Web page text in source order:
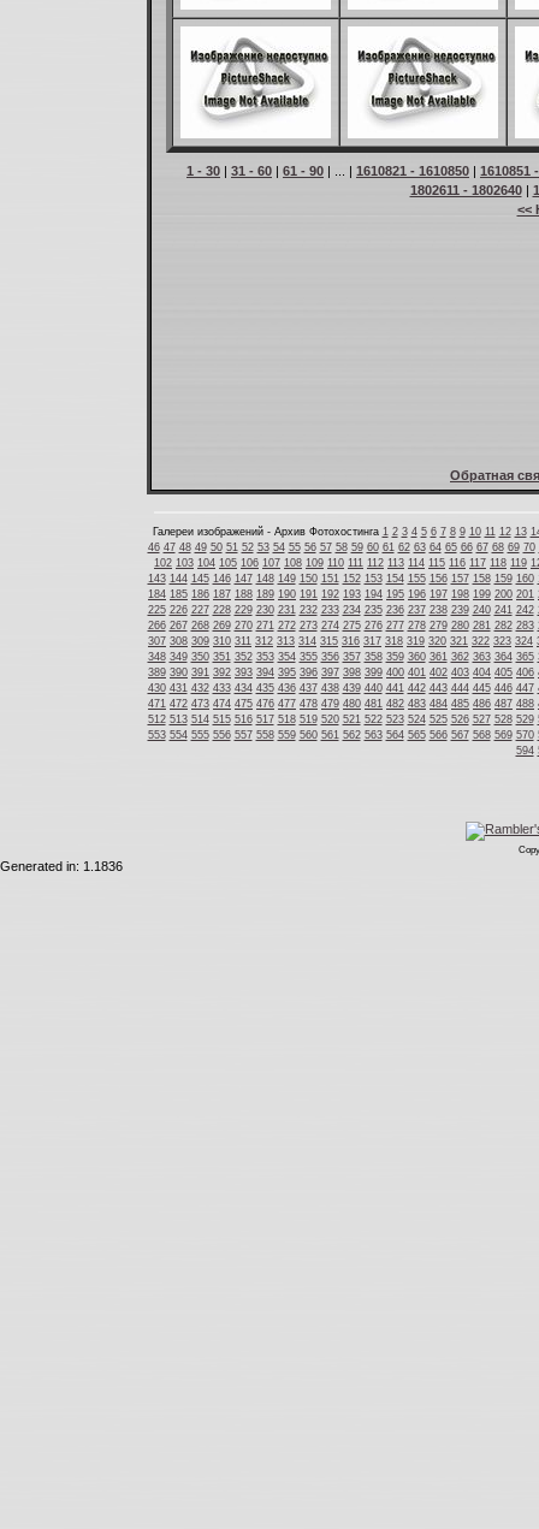
1 - 30 | 31 - 60 | 61 - 90 | ... | 1610821 - 1610850 | 1610851
1802611 - 1802640|
<<
Обратная
Галереи изображений - Архив Фотохостинга 1 2 3 4 5 6 7 8 9 10 11 12 13
46 47 48 49 50 51 52 53 54 55 56 57 58 59 60 61 62 63 64 65 66 67 68 69 70
102 103 104 105 106 107 108 109 110 111 112 113 114 115 116 117 118 119
143 144 145 146 147 148 149 150 151 152 153 154 155 156 157 158 159 160
184 185 186 187 188 189 190 191 192 193 194 195 196 197 198 199 200 201
225 226 227 228 229 230 231 232 233 234 235 236 237 238 239 240 241 242
266 267 268 269 270 271 272 273 274 275 276 277 278 279 280 281 282 283
307 308 309 310 311 312 313 314 315 316 317 318 319 320 321 322 323 324
348 349 350 351 352 353 354 355 356 357 358 359 360 361 362 363 364 365
389 390 391 392 393 394 395 396 397 398 399 400 401 402 403 404 405 406
430 431 432 433 434 435 436 437 438 439 440 441 442 443 444 445 446 447
471 472 473 474 475 476 477 478 479 480 481 482 483 484 485 486 487 488
512 513 514 515 516 517 518 519 520 521 522 523 524 525 526 527 528 529
553 554 555 556 557 558 559 560 561 562 563 564 565 566 567 568 569 570
594
Generated in: 1.1836